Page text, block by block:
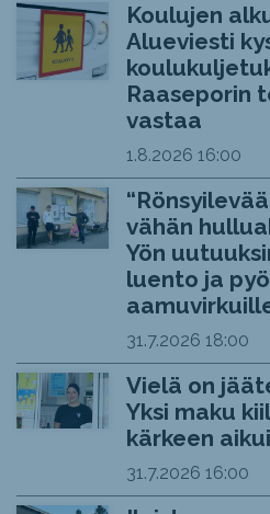
Koulujen
Alueviesti
Raaseporin
vastaa
1.8.2026 16:00
vähän
Yön
luento ja
31.7.2026 18:00
Vielä on
Yksi maku
kärkeen
31.7.2026 16:00